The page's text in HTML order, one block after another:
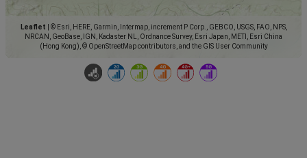
Leaflet
© Esri, HERE, Garmin, Intermap, increment P Corp., GEBCO, USGS, FAO, NPS,
NRCAN, GeoBase, IGN, Kadaster NL, Ordnance Survey, Esri Japan, METI, Esri China
(Hong Kong), © OpenStreetMap contributors, and the GIS User Community